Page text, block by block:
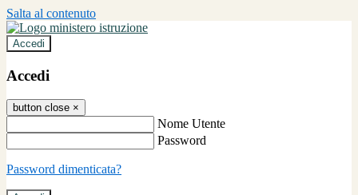
Salta al contenuto
Accedi
Accedi
button close ×
Nome Utente
Password
Password dimenticata?